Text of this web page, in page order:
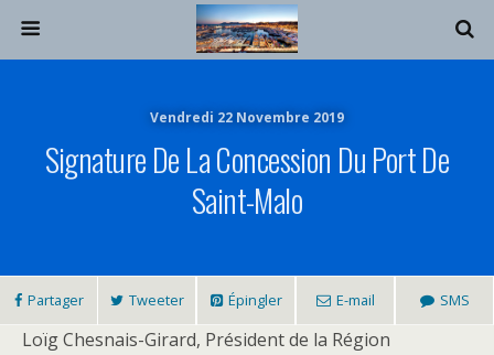
Vendredi 22 Novembre 2019
Signature De La Concession Du Port De
Saint-Malo
Partager Tweeter Épingler E-mail SMS
Loïg Chesnais-Girard, Président de la Région